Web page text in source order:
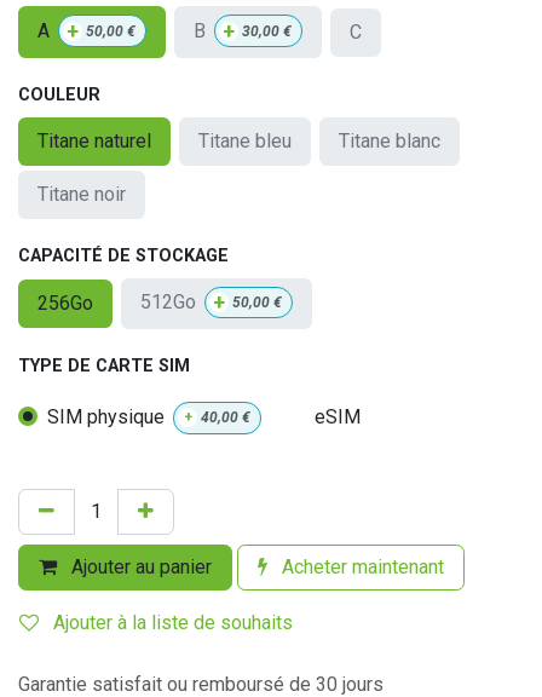
A + 50,00 € B + 30,00€ C
COULEUR
Titane naturel Titane bleu Titane blanc
Titane noir
CAPACITÉ DE STOCKAGE
256Go 512Go + 50,00 €
TYPE DE CARTE SIM
SIM physique + 40,00 € eSIM
Ajouter au panier Acheter maintenant
Ajouter à la liste de souhaits
Garantie satisfait ou remboursé de 30 jours